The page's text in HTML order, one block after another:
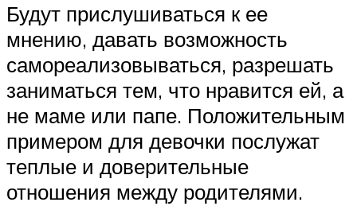
Будут прислушиваться к ее
мнению, давать возможность
самореализовываться, разрешать
заниматься тем, что нравится ей, а
не маме или папе. Положительным
примером для девочки послужат
теплые и доверительные
отношения между родителями.